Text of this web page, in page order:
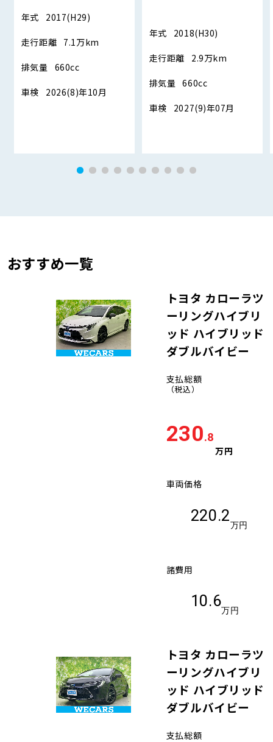
年式 2017(H29)
走行距離 7.1万km
排気量 660cc
車検 2026(8)年10月
年式 2018(H30)
走行距離 2.9万km
排気量 660cc
車検 2027(9)年07月
おすすめ一覧
トヨタ カローラツ
ーリングハイブリ
ッド ハイブリッド
ダブルバイビー
支払総額
（税込）
230.8
万円
車両価格
220.2
万円
諸費用
10.6
万円
トヨタ カローラツ
ーリングハイブリ
ッド ハイブリッド
ダブルバイビー
支払総額